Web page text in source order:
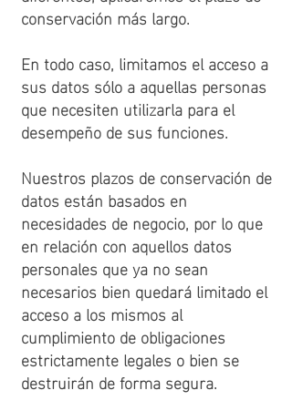
conservación más largo.
En todo caso, limitamos el acceso a
sus datos sólo a aquellas personas
que necesiten utilizarla para el
desempeño de sus funciones.
Nuestros plazos de conservación de
datos están basados en
necesidades de negocio, por lo que
en relación con aquellos datos
personales que ya no sean
necesarios bien quedará limitado el
acceso a los mismos al
cumplimiento de obligaciones
estrictamente legales o bien se
destruirán de forma segura.